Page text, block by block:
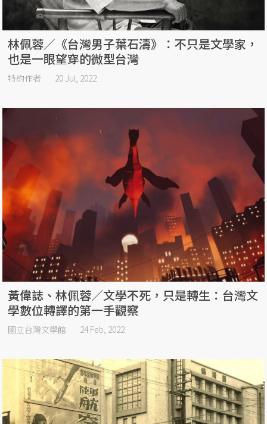
林佩蓉／《台灣男子葉石濤》：不只是文學家，
也是一眼望穿的微型台灣
特約作者 20 Jul, 2022
黃偉誌、林佩蓉／文學不死，只是轉生：台灣文
學數位轉譯的第一手觀察
國立台灣文學館 24 Feb, 2022